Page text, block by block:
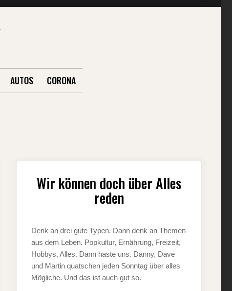
AUTOS CORONA
Wir können doch über Alles
reden
Denk an drei gute Typen. Dann denk an Themen
aus dem Leben. Popkultur, Ernährung, Freizeit,
Hobbys, Alles. Dann haste uns. Danny, Dave
und Martin quatschen jeden Sonntag über alles
Mögliche. Und das ist auch gut so.